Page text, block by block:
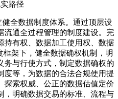
路径
全数据制度体系。通过顶层设
流通全过程管理的制度建设。完
持有权、数据加工使用权、数据
框架下，健全数据确权机制，明
务与行使方式，制定数据确权的
度等，为数据的合法合规使用提
探索权威、公正的数据估值定价
，明确数据交易的标准、流程与